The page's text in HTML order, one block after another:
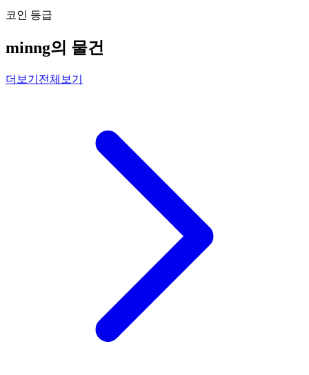
코인 등급
minng의 물건
더보기 전체보기